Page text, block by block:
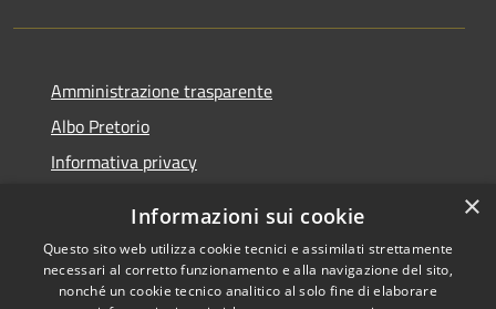
Amministrazione trasparente
Albo Pretorio
Informativa privacy
Dichiarazione di accessibilità
×
Informazioni sui cookie
Questo sito web utilizza cookie tecnici e assimilati strettamente
necessari al corretto funzionamento e alla navigazione del sito,
nonché un cookie tecnico analitico al solo fine di elaborare